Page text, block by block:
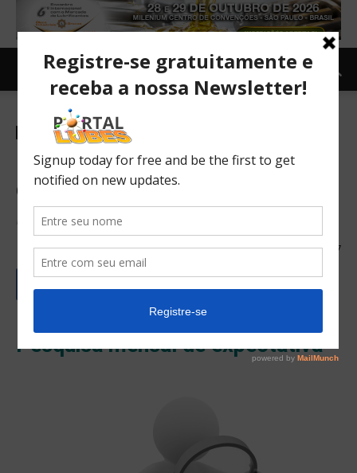
Manutenção e Lubrificação
Profissionais de Manutenção
estão otimistas para 2017
Índice confiança melhorou 32% desde dezembro de 2016
07/03/2017 577
Pesquisa mensal de expectativa